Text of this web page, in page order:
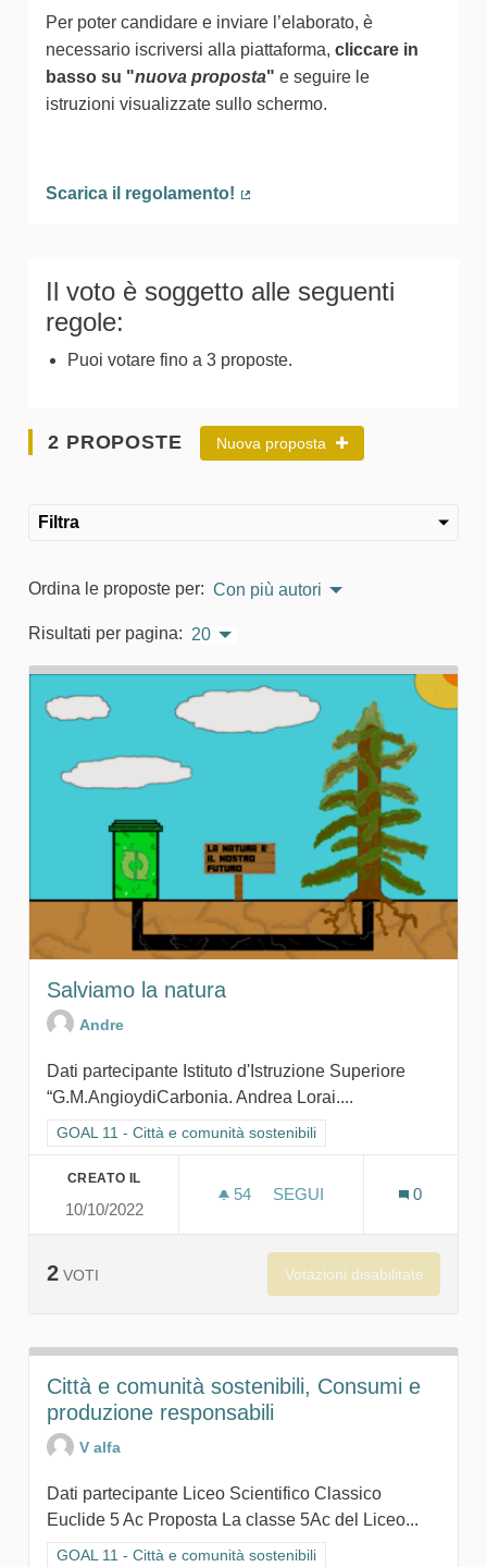
Per poter candidare e inviare l’elaborato, è
necessario iscriversi alla piattaforma, cliccare in
basso su "nuova proposta" e seguire le
istruzioni visualizzate sullo schermo.
Scarica il regolamento!
Il voto è soggetto alle seguenti
regole:
Puoi votare fino a 3 proposte.
2 PROPOSTE Nuova proposta
Filtra
Ordina le proposte per: Con più autori
Risultati per pagina: 20
Salviamo la natura
Andre
Dati partecipante Istituto d'Istruzione Superiore
“G.M.AngioydiCarbonia. Andrea Lorai....
Filtra i risultati per categoria: GOAL 11 - Città e comunità
GOAL 11 - Città e comunità sostenibili
CREATO IL
10/10/2022
54 54 SOSTENITORI
SEGUI
0
2 VOTI Votazioni disabilitate
Città e comunità sostenibili, Consumi e
produzione responsabili
V alfa
Dati partecipante Liceo Scientifico Classico
Euclide 5 Ac Proposta La classe 5Ac del Liceo...
Filtra i risultati per categoria: GOAL 11 - Città e comunità
GOAL 11 - Città e comunità sostenibili